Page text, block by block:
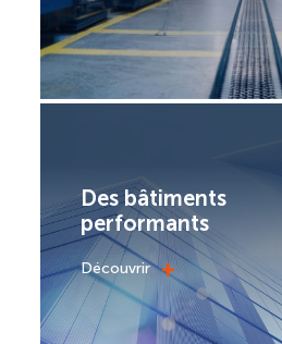
Des bâtiments
performants
Découvrir +